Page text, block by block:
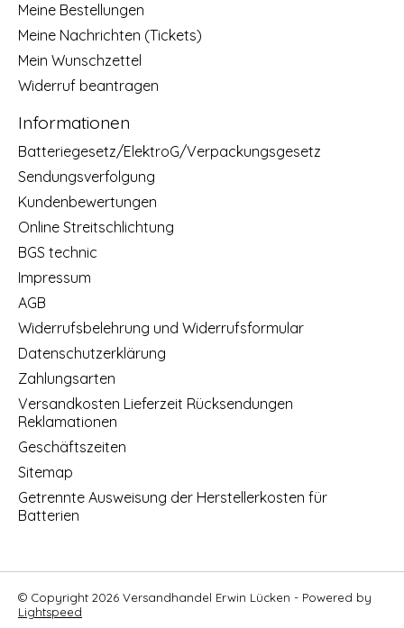
Meine Bestellungen
Meine Nachrichten (Tickets)
Mein Wunschzettel
Widerruf beantragen
Informationen
Batteriegesetz/ElektroG/Verpackungsgesetz
Sendungsverfolgung
Kundenbewertungen
Online Streitschlichtung
BGS technic
Impressum
AGB
Widerrufsbelehrung und Widerrufsformular
Datenschutzerklärung
Zahlungsarten
Versandkosten Lieferzeit Rücksendungen
Reklamationen
Geschäftszeiten
Sitemap
Getrennte Ausweisung der Herstellerkosten für
Batterien
© Copyright 2026 Versandhandel Erwin Lücken - Powered by
Lightspeed